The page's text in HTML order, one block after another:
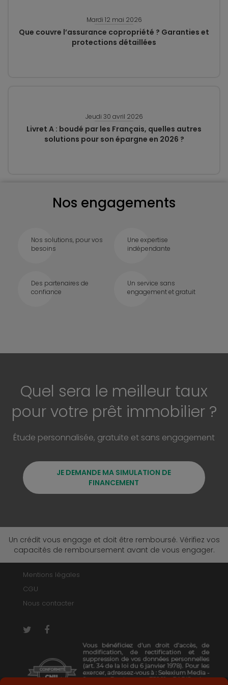
Mardi 12 mai 2026
Que couvre l’assurance copropriété ? Garanties et
protections détaillées
Jeudi 30 avril 2026
Livret A : boudé par les Français, quelles autres
solutions pour son épargne en 2026 ?
Nos engagements
Nos solutions, pour vos
besoins
Une expertise
indépendante
Des partenaires de
confiance
Un service sans
engagement et gratuit
Quel sera le meilleur taux
pour votre prêt immobilier ?
Étude personnalisée, gratuite et sans engagement
JE DEMANDE MA SIMULATION DE
FINANCEMENT
Un crédit vous engage et doit être remboursé. Vérifiez vos
capacités de remboursement avant de vous engager.
Mentions légales
CGU
Nous contacter